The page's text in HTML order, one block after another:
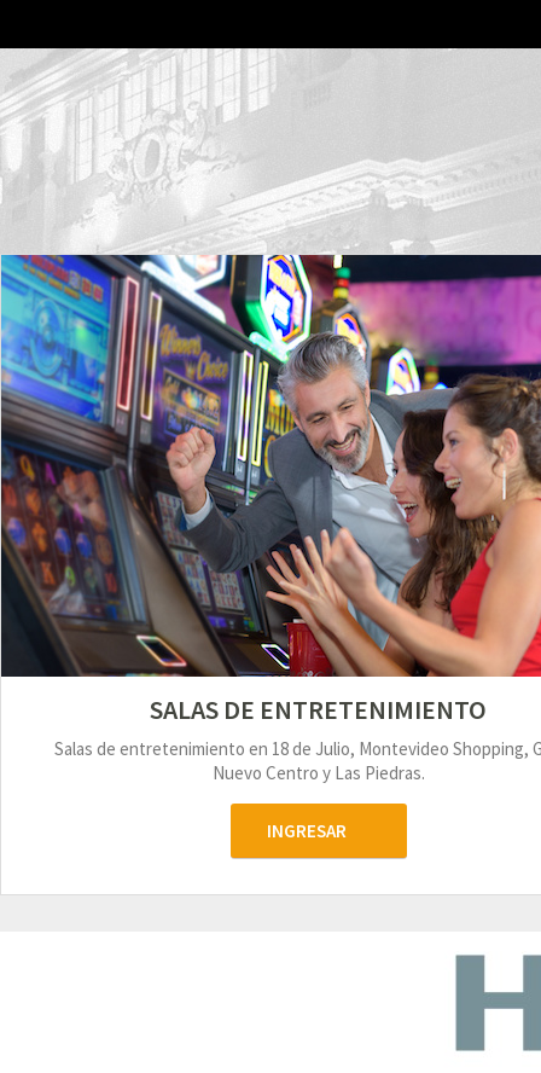
SALAS DE ENTRETENIMIENTO
Salas de entretenimiento en 18 de Julio, Montevideo Shopping,
Nuevo Centro y Las Piedras.
INGRESAR